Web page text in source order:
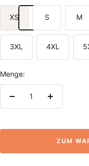
XS S M
3XL 4XL
Menge:
Menge
Menge
ZUM